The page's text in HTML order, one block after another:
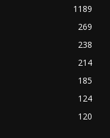
1189
269
238
214
185
124
120